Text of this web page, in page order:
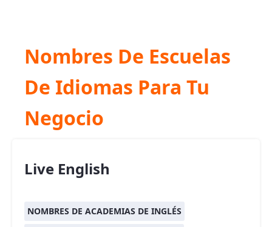
Nombres De Escuelas
De Idiomas Para Tu
Negocio
Live English
NOMBRES DE ACADEMIAS DE INGLÉS